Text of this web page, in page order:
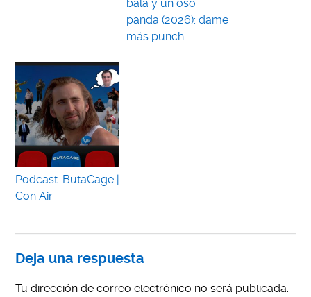
bala y un oso
panda (2026): dame
más punch
Podcast: ButaCage |
Con Air
Deja una respuesta
Tu dirección de correo electrónico no será publicada.